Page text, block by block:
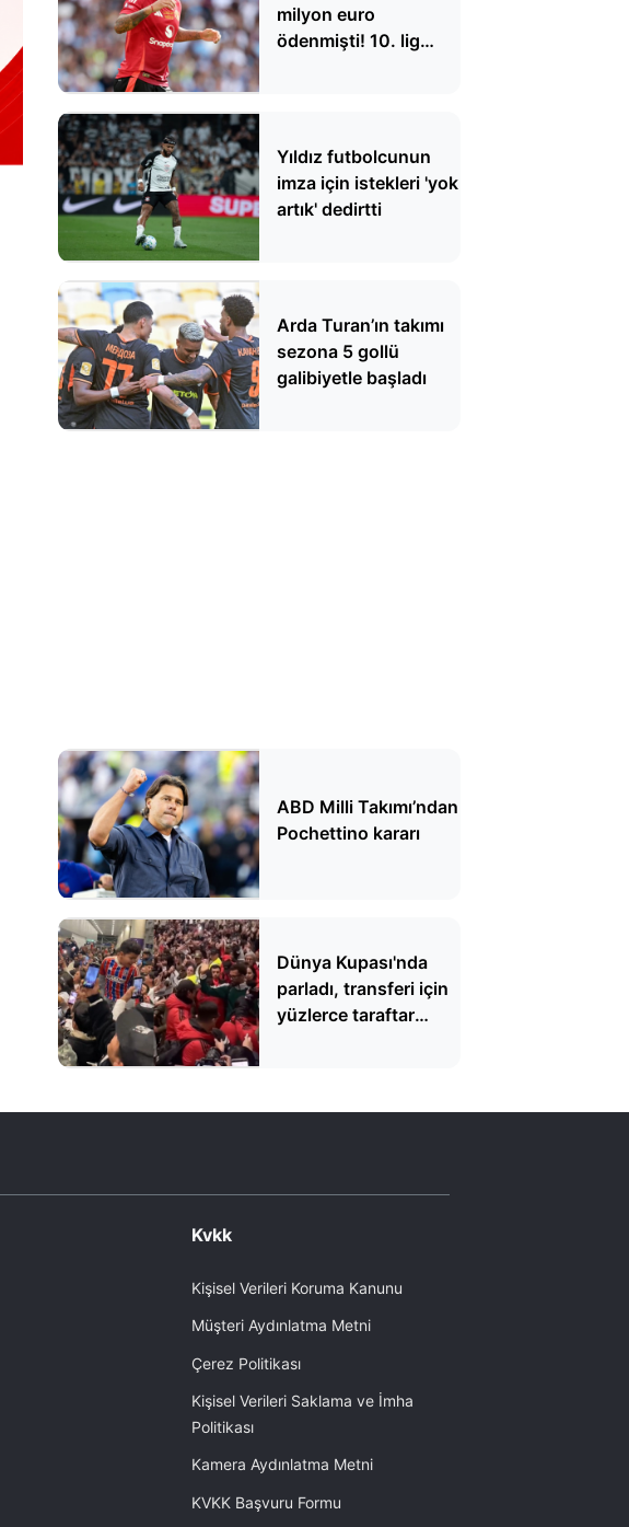
milyon euro
ödenmişti! 10. lig
Yıldız futbolcunun
imza için istekleri 'yok
artık' dedirtti
Arda Turan’ın takımı
sezona 5 gollü
galibiyetle başladı
ABD Milli Takımı’ndan
Pochettino kararı
Dünya Kupası'nda
parladı, transferi için
yüzlerce taraftar
Kvkk
Kişisel Verileri Koruma Kanunu
Müşteri Aydınlatma Metni
Çerez Politikası
Kişisel Verileri Saklama ve İmha
Politikası
Kamera Aydınlatma Metni
KVKK Başvuru Formu